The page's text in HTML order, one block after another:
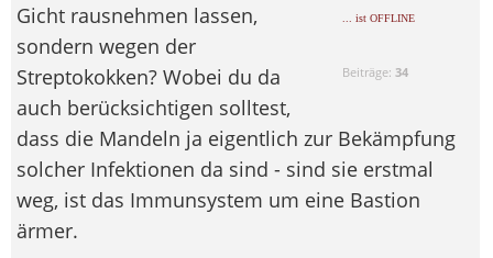
... ist OFFLINE
Beiträge:34
Gicht rausnehmen lassen,
sondern wegen der
Streptokokken? Wobei du da
auch berücksichtigen solltest,
dass die Mandeln ja eigentlich zur Bekämpfung
solcher Infektionen da sind - sind sie erstmal
weg, ist das Immunsystem um eine Bastion
ärmer.